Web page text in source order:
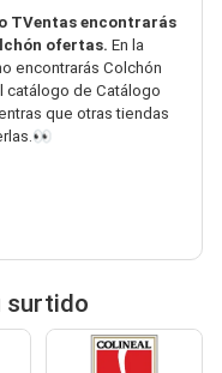
TVentas encontrarás
ofertas. En la
encontrarás Colchón
catálogo de Catálogo
que otras tiendas
surtido